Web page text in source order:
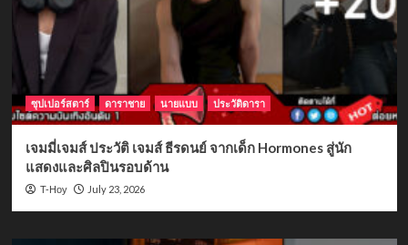
ซุปเปอร์สตาร์ ดาราชาย นายแบบ ประวัติดารา
เจมมี่เจมส์ ประวัติ เจมส์ ธีรดนย์ จากเด็ก Hormones สู่นัก
แสดงและศิลปินรอบด้าน
T-Hoy July 23, 2026